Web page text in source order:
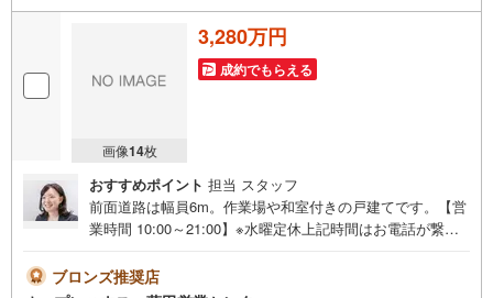
画像14枚
3,280万円
成約でもらえる
おすすめポイント 担当 スタッフ
前面道路は幅員6m。作業場や和室付きの戸建てです。【営
業時間 10:00～21:00】※水曜定休上記時間はお電話が繋が
現地を見学される場合は「室内・現地を見学する（無
ブロンズ推奨店